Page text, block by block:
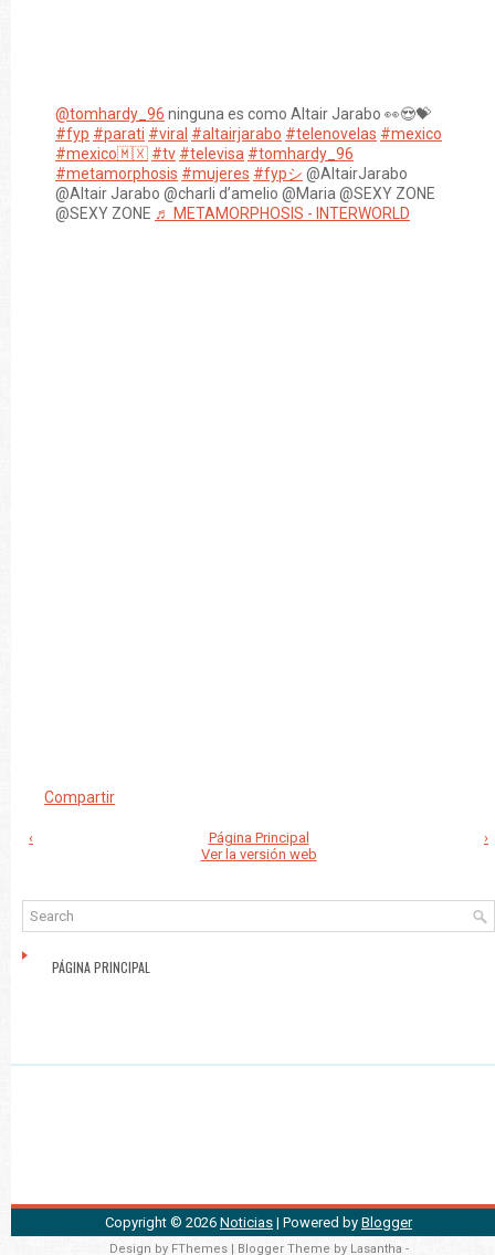
@tomhardy_96 ninguna es como Altair Jarabo 👀😍💝
#fyp #parati #viral #altairjarabo #telenovelas #mexico
#mexico🇲🇽 #tv #televisa #tomhardy_96
#metamorphosis #mujeres #fypシ @AltairJarabo
@Altair Jarabo @charli d’amelio @Maria @SEXY ZONE
@SEXY ZONE ♬ METAMORPHOSIS - INTERWORLD
Compartir
‹ ›
Página Principal
Ver la versión web
PÁGINA PRINCIPAL
Copyright © 2026 Noticias | Powered by Blogger
Design by FThemes| Blogger Theme by Lasantha -